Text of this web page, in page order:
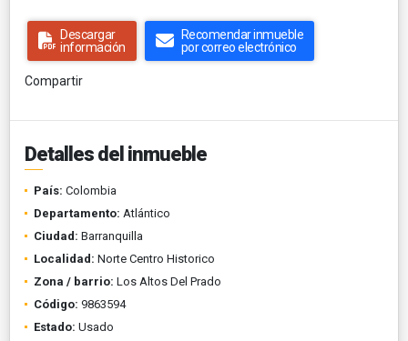
Descargar
información
Recomendar inmueble
por correo electrónico
Compartir
Detalles del inmueble
País: Colombia
Departamento: Atlántico
Ciudad: Barranquilla
Localidad: Norte Centro Historico
Zona / barrio: Los Altos Del Prado
Código: 9863594
Estado: Usado